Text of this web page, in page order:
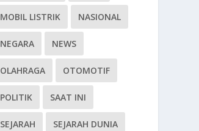
MOBIL LISTRIK NASIONAL
NEGARA NEWS
OLAHRAGA OTOMOTIF
POLITIK SAAT INI
SEJARAH SEJARAH DUNIA